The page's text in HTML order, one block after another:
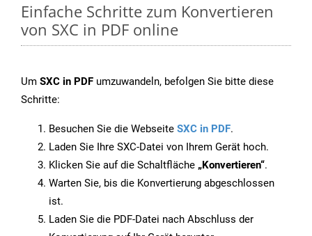
Einfache Schritte zum Konvertieren
von SXC in PDF online
Um SXC in PDF umzuwandeln, befolgen Sie bitte diese
Schritte:
Besuchen Sie die Webseite SXC in PDF.
Laden Sie Ihre SXC-Datei von Ihrem Gerät hoch.
Klicken Sie auf die Schaltfläche „Konvertieren“.
Warten Sie, bis die Konvertierung abgeschlossen
ist.
Laden Sie die PDF-Datei nach Abschluss der